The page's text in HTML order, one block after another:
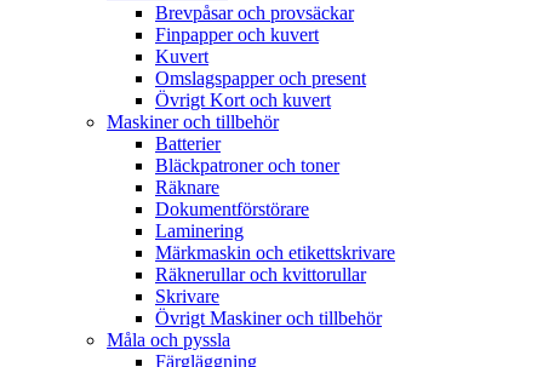
Brevpåsar och provsäckar
Finpapper och kuvert
Kuvert
Omslagspapper och present
Övrigt Kort och kuvert
Maskiner och tillbehör
Batterier
Bläckpatroner och toner
Räknare
Dokumentförstörare
Laminering
Märkmaskin och etikettskrivare
Räknerullar och kvittorullar
Skrivare
Övrigt Maskiner och tillbehör
Måla och pyssla
Färgläggning